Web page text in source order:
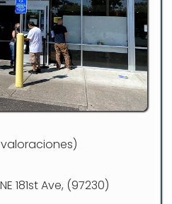
NE 181st Ave, (97230)